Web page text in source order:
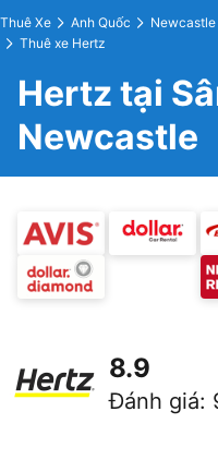
Thuê Xe Anh Quốc
Thuê xe Hertz
Hertz tại
Newcastle
8.9
Đánh giá: